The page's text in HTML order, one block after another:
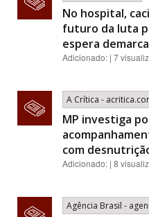
No hospital,
futuro da luta
espera
Adicionado: | 7
A Crítica -
MP investiga
com
Adicionado: | 8
Agência Brasil -